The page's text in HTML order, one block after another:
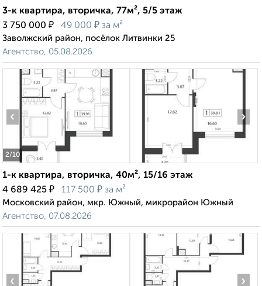
3-к квартира, вторичка, 77м², 5/5 этаж
3 750 000 ₽ 49 000 ₽ за м²
Заволжский район, посёлок Литвинки 25
Агентство, 05.08.2026
2/10
‹ ›
1-к квартира, вторичка, 40м², 15/16 этаж
4 689 425 ₽ 117 500 ₽ за м²
Московский район, мкр. Южный, микрорайон Южный
Агентство, 07.08.2026
‹ ›